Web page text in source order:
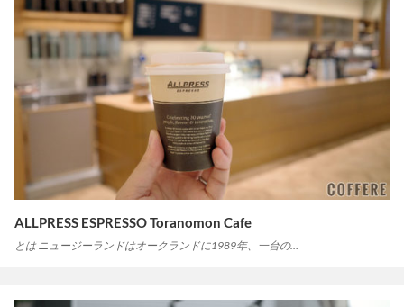
ALLPRESS ESPRESSO Toranomon Cafe
とは ニュージーランドはオークランドに1989年、一台の…